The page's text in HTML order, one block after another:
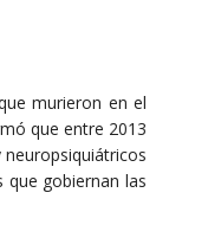
murieron en el
que entre 2013
que gobiernan las